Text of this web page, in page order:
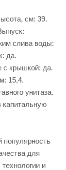
см: 39.
слива воды:
да.
c крышкой: да.
15,4.
унитаза.
капитальную
популярность
для
и